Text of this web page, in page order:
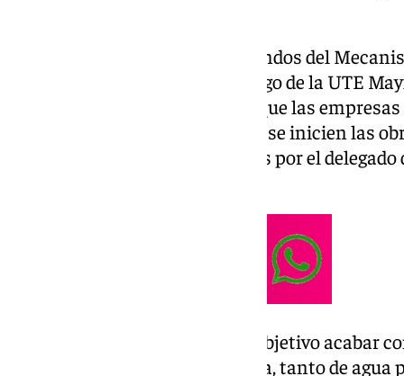
La actuación, financiada por fondos del
Resiliencia (MRR), correrá a cargo de la UTE
, de manera que las
desarrollar los trabajos una vez se inicien las
resolución rubricada este jueves por el
Esta intervención tiene como objetivo acabar
las redes de distribución de agua, tanto de agua